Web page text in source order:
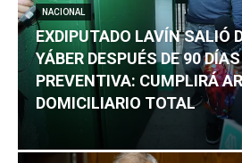
NACIONAL
EXDIPUTADO LAVÍN SALIÓ
YÁBER DESPUÉS DE 90
PREVENTIVA: CUMPLIRÁ
DOMICILIARIO TOTAL